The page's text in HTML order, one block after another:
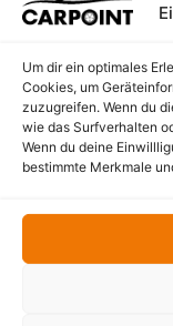
Um dir ein optimales
Cookies, um
zuzugreifen. Wenn du
wie das Surfverhalten
Wenn du deine
bestimmte Merkmale
Empfohlene